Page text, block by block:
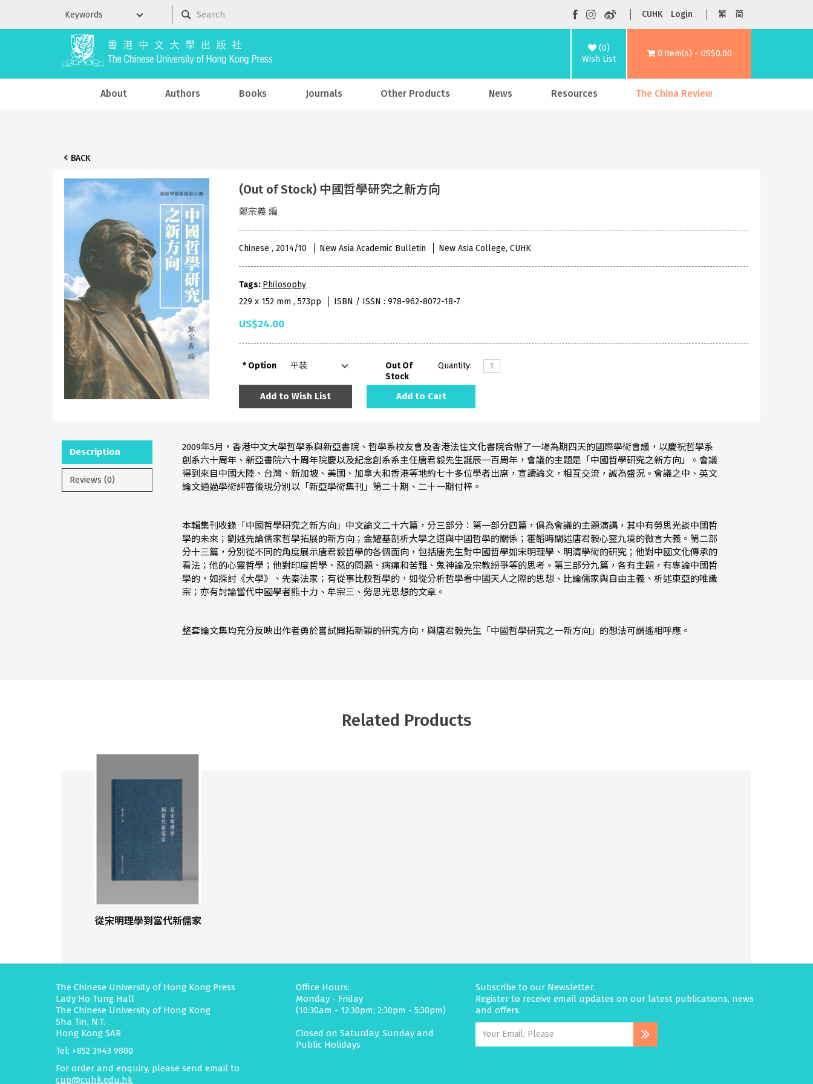
CUHK Login 繁 简
(0)
Wish List
0 item(s) - US$0.00
About Authors Books Journals Other Products News Resources The China Review
BACK
(Out of Stock) 中國哲學研究之新方向
鄭宗義 編
Chinese , 2014/10 New Asia Academic Bulletin New Asia College, CUHK
Tags: Philosophy
229 x 152 mm , 573pp
ISBN / ISSN : 978-962-8072-18-7
US$24.00
Option
Out Of
Stock
Quantity:
Add to Wish List Add to Cart
Description
Reviews (0)
2009年5月，香港中文大學哲學系與新亞書院、哲學系校友會及香港法住文化書院合辦了一場為期四天的國際學術會議，以慶祝哲學系
創系六十周年、新亞書院六十周年院慶以及紀念創系系主任唐君毅先生誕辰一百周年，會議的主題是「中國哲學研究之新方向」。會議
得到來自中國大陸、台灣、新加坡、美國、加拿大和香港等地約七十多位學者出席，宣讀論文，相互交流，誠為盛況。會議之中、英文
論文通過學術評審後現分別以「新亞學術集刊」第二十期、二十一期付梓。
本輯集刊收錄「中國哲學研究之新方向」中文論文二十六篇，分三部分：第一部分四篇，俱為會議的主題演講，其中有勞思光談中國哲
學的未來；劉述先論儒家哲學拓展的新方向；金耀基剖析大學之道與中國哲學的關係；霍韜晦闡述唐君毅心靈九境的微言大義。第二部
分十三篇，分別從不同的角度展示唐君毅哲學的各個面向，包括唐先生對中國哲學如宋明理學、明清學術的研究；他對中國文化傳承的
看法；他的心靈哲學；他對印度哲學、惡的問題、病痛和苦難、鬼神論及宗教紛爭等的思考。第三部分九篇，各有主題，有專論中國哲
學的，如探討《大學》、先秦法家；有從事比較哲學的，如從分析哲學看中國天人之際的思想、比論儒家與自由主義、析述東亞的唯識
宗；亦有討論當代中國學者熊十力、牟宗三、勞思光思想的文章。
整套論文集均充分反映出作者勇於嘗試開拓新穎的研究方向，與唐君毅先生「中國哲學研究之一新方向」的想法可謂遙相呼應。
Related Products
從宋明理學到當代新儒家
The Chinese University of Hong Kong Press
Lady Ho Tung Hall
The Chinese University of Hong Kong
Sha Tin, N.T.
Hong Kong SAR
Tel: +852 3943 9800
For order and enquiry, please send email to
cup@cuhk.edu.hk
Office Hours:
Monday - Friday
(10:30am - 12:30pm; 2:30pm - 5:30pm)
Closed on Saturday, Sunday and
Public Holidays
Subscribe to our Newsletter.
Register to receive email updates on our latest publications, news
and offers.